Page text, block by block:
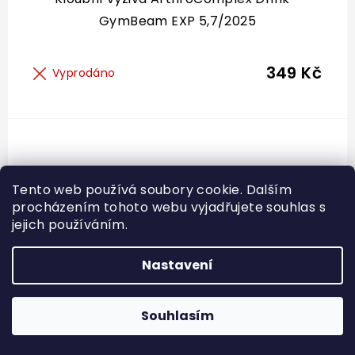
Tento web používá soubory cookie. Dalším
procházením tohoto webu vyjadřujete souhlas s
jejich používáním.
Nastavení
Souhlasím
je
5,0
GymBeam EXP 5,7/2025
Vyprodáno 349 Kč